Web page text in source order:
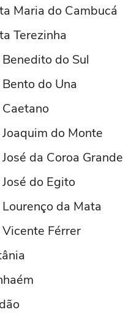
Maria do Cambucá
Terezinha
Benedito do Sul
Bento do Una
Caetano
Joaquim do Monte
José da Coroa Grande
José do Egito
Lourenço da Mata
Vicente Férrer